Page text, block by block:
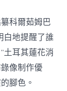
科爾茹姆巴
白地提醒了誰
土耳其蓮花消
像制作優
腳色。